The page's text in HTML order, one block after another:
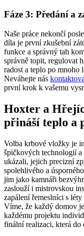
Fáze 3: Předání a
Naše práce nekončí
díla je první zkušební
funkce a správný tah
správně topit, regulovat
radost a teplo po mnoho
Neváhejte nás
první krok k vašemu
Hoxter a
přináší teplo a
Volba krbové vložky je
špičkových technologií a
ukázali, jejich precizní
spolehlivého a
jim jako kamnáři
zaslouží i mistrovskou
zapálení řemeslníci s
Víme, že každý domov
každému projektu
finální realizaci, která do